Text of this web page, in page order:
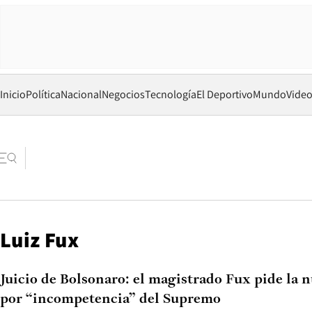
InicioPolíticaNacionalNegociosTecnologíaEl DeportivoMundo
Luiz Fux
Juicio de Bolsonaro: el magistrado Fux pide la
por “incompetencia” del Supremo